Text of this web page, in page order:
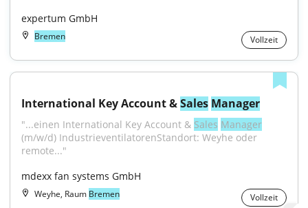
expertum GmbH
Bremen Vollzeit
International Key Account & Sales Manager
"...einen International Key Account & Sales Manager
(m/w/d) IndustrieventilatorenStandort: Weyhe oder
remote..."
mdexx fan systems GmbH
Weyhe, Raum Bremen Vollzeit